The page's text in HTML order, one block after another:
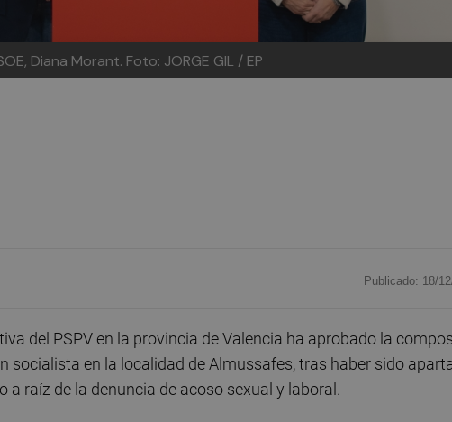
Diana Morant. Foto: JORGE GIL / EP
Publicado: 18/
del PSPV en la provincia de Valencia ha aprobado la
socialista en la localidad de Almussafes, tras haber sido
a raíz de la denuncia de acoso sexual y laboral.